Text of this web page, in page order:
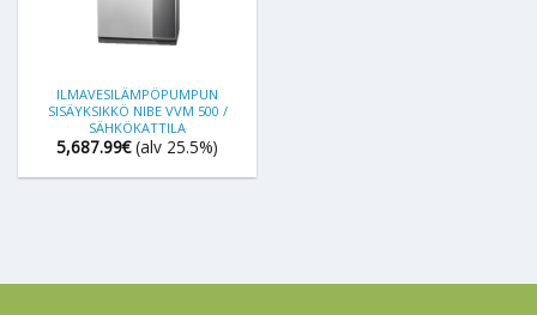
ILMAVESILÄMPÖPUMPUN
SISÄYKSIKKÖ NIBE VVM 500 /
SÄHKÖKATTILA
5,687.99€ (alv 25.5%)